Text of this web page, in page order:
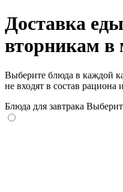
Доставка
вторникам в
Выберите блюда в каждой
не входят в состав
Блюда для завтрака